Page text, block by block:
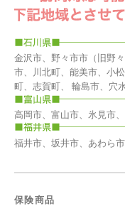
金沢市、野々市市（旧野
市、川北町、能美市、小
町、志賀町、 輪島市、穴
高岡市、富山市、氷見市
福井市、坂井市、あわら
保険商品